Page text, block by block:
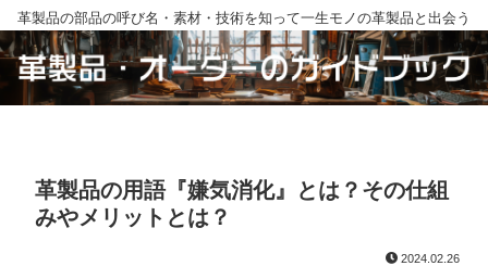
革製品の部品の呼び名・素材・技術を知って一生モノの革製品と出会う
革製品の用語『嫌気消化』とは？その仕組
みやメリットとは？
2024.02.26